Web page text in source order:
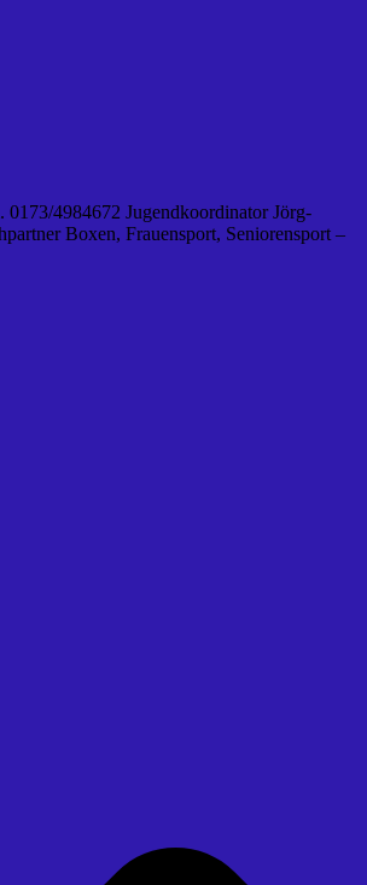
4984672 Jugendkoordinator Jörg-
Boxen, Frauensport, Seniorensport –